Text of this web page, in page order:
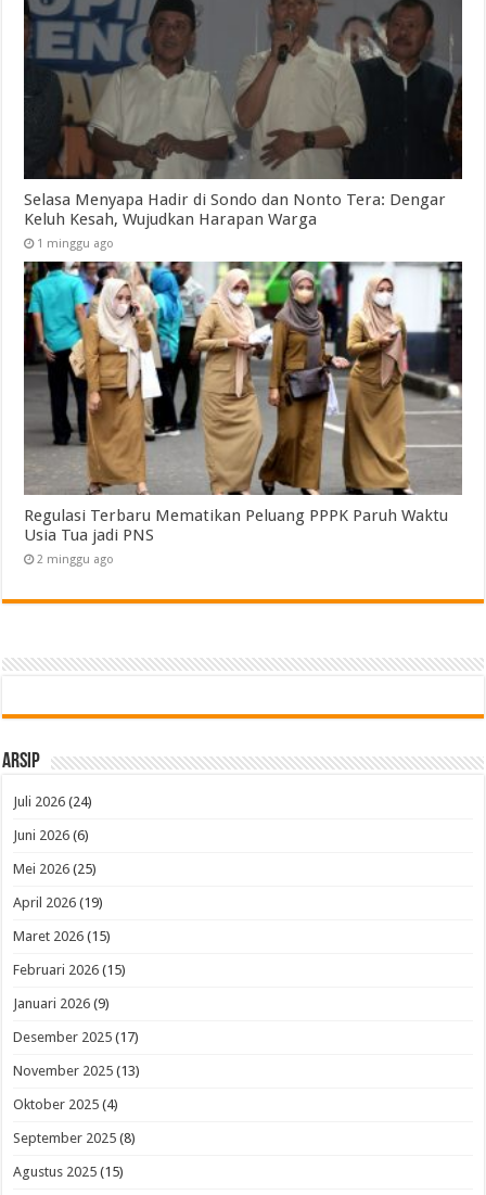
Selasa Menyapa Hadir di Sondo dan Nonto Tera: Dengar
Keluh Kesah, Wujudkan Harapan Warga
1 minggu ago
Regulasi Terbaru Mematikan Peluang PPPK Paruh Waktu
Usia Tua jadi PNS
2 minggu ago
Arsip
Juli 2026 (24)
Juni 2026 (6)
Mei 2026 (25)
April 2026 (19)
Maret 2026 (15)
Februari 2026 (15)
Januari 2026 (9)
Desember 2025 (17)
November 2025 (13)
Oktober 2025 (4)
September 2025 (8)
Agustus 2025 (15)